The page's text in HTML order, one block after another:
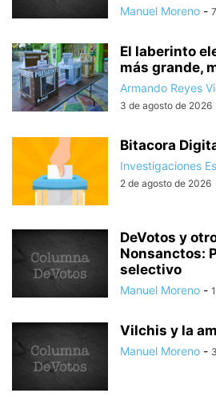
Manuel Moreno -
El laberinto
más grande,
Armando Reyes
3 de agosto de 2026
Bitacora
Investigaciones
2 de agosto de 2026
DeVotos y
Nonsanctos:
selectivo
Manuel Moreno -
Vilchis y la
Manuel Moreno -